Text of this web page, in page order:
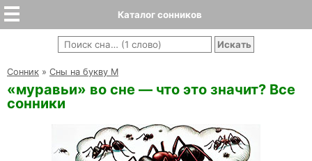
Каталог сонников
Cонник » Сны на букву М
«муравьи» во сне — что это значит? Все
сонники